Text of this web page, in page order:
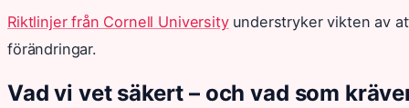
Riktlinjer från Cornell Universityunderstryker vikten av
förändringar.
Vad vi vet säkert – och vad som